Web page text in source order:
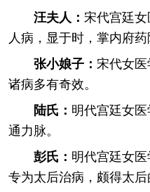
汪夫人： 宋代宫廷
人病，显于时，掌内府药
张小娘子： 宋代女
诸病多有奇效。
陆氏： 明代宫廷女
通力脉。
彭氏： 明代宫廷女
专为太后治病，颇得太后